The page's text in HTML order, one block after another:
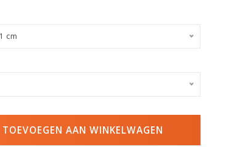
cm
TOEVOEGEN AAN WINKELWAGEN